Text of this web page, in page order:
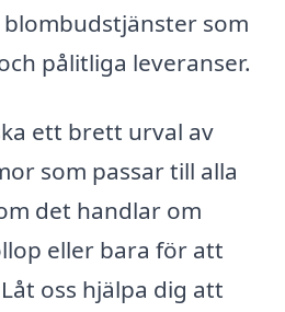
som
pålitliga leveranser.
ett brett urval av
som passar till alla
det handlar om
eller bara för att
oss hjälpa dig att